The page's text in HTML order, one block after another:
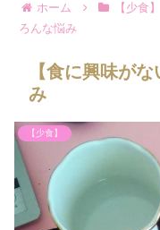
ホーム 【少食】
ろんな悩み
【食に興味が
み
【少食】